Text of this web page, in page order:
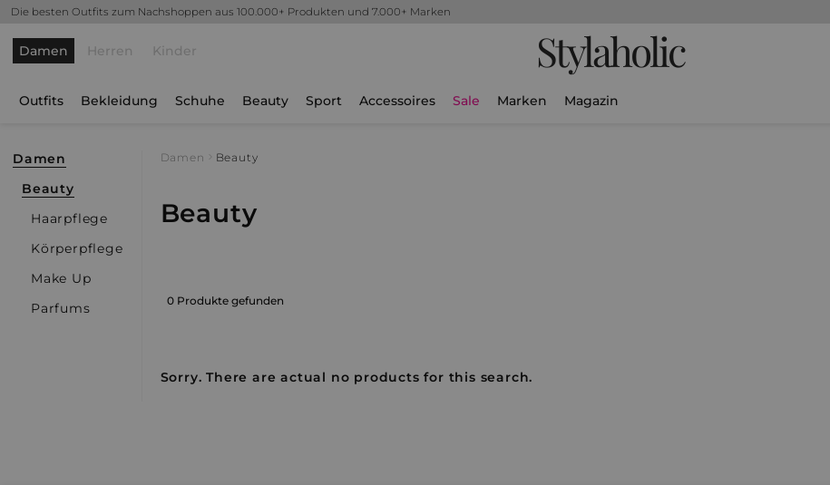
Die besten Outfits zum Nachshoppen aus 100.000+ Produkten und 7.000+ Marken
Damen Herren Kinder Stylaholic
Outfits Bekleidung Schuhe Beauty Sport Accessoires Sale Marken Magazin
Damen
Beauty
Haarpflege
Körperpflege
Make Up
Parfums
Damen Beauty
Beauty
0 Produkte gefunden
Sorry. There are actual no products for this search.